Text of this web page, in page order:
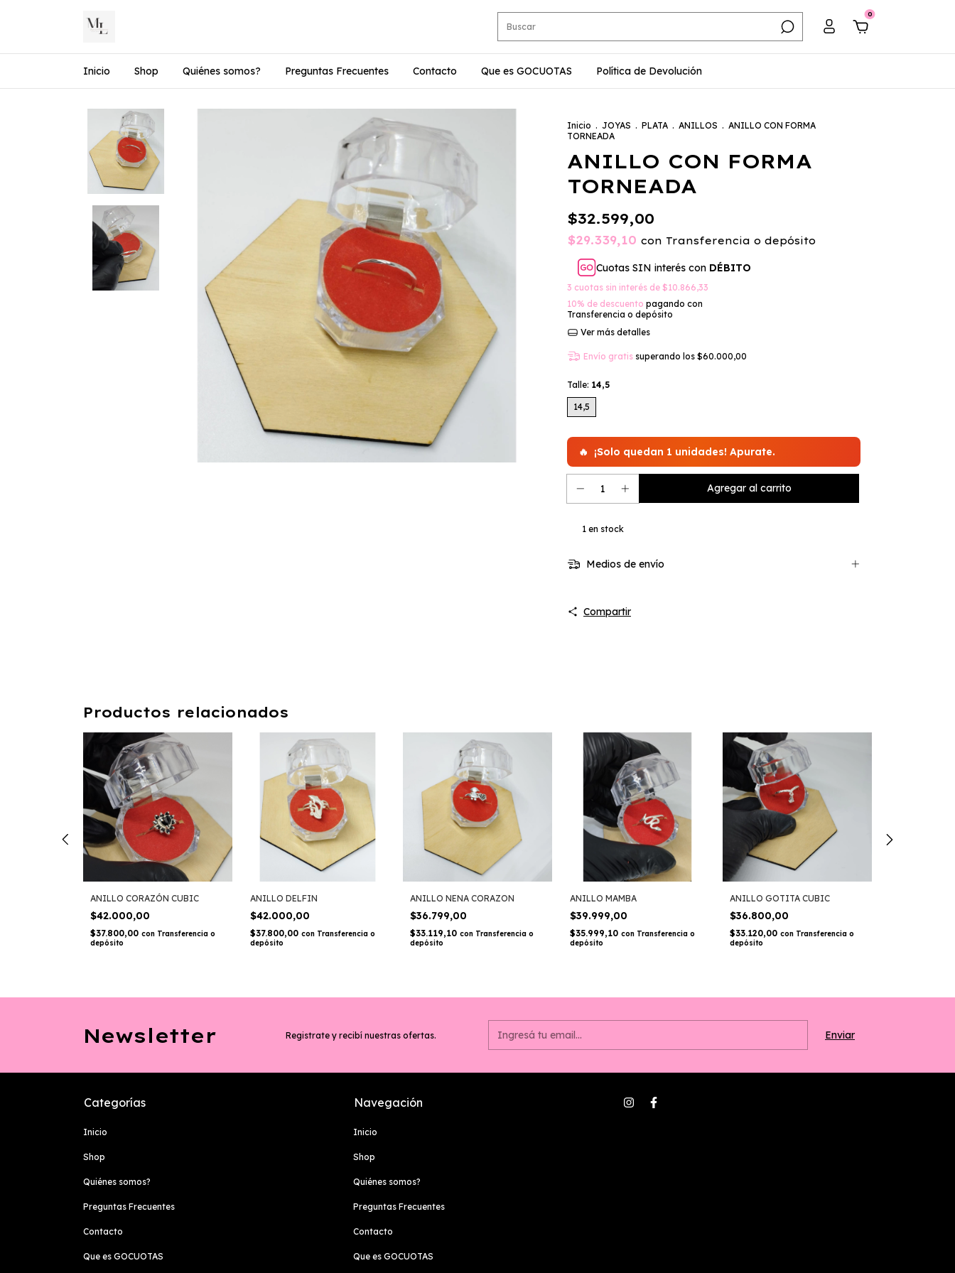
0
Inicio Shop Quiénes somos? Preguntas Frecuentes Contacto Que es GOCUOTAS Política de Devolución
Inicio . JOYAS . PLATA . ANILLOS . ANILLO CON FORMA
TORNEADA
ANILLO CON FORMA
TORNEADA
$32.599,00
$29.339,10 con Transferencia o depósito
Cuotas SIN interés con DÉBITO
3 cuotas sin interés de $10.866,33
10% de descuento pagando con
Transferencia o depósito
Ver más detalles
Envío gratis superando los $60.000,00
Talle: 14,5
14,5
🔥 ¡Solo quedan 1 unidades! Apurate.
1 en stock
Medios de envío
Compartir
Productos relacionados
ANILLO CORAZÓN CUBIC
$42.000,00
$37.800,00 con Transferencia o
depósito
ANILLO DELFIN
$42.000,00
$37.800,00 con Transferencia o
depósito
ANILLO NENA CORAZON
$36.799,00
$33.119,10 con Transferencia o
depósito
ANILLO MAMBA
$39.999,00
$35.999,10 con Transferencia o
depósito
ANILLO GOTITA CUBIC
$36.800,00
$33.120,00 con Transferencia o
depósito
Newsletter Registrate y recibí nuestras ofertas.
Categorías
Inicio
Shop
Quiénes somos?
Preguntas Frecuentes
Contacto
Que es GOCUOTAS
Navegación
Inicio
Shop
Quiénes somos?
Preguntas Frecuentes
Contacto
Que es GOCUOTAS